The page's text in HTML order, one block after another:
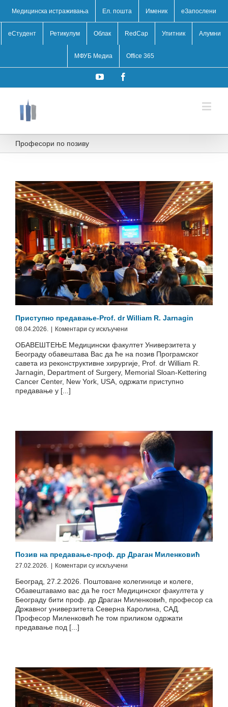
Медицинска истраживања Ел. пошта Именик eЗапослени
еСтудент Ретикулум Облак RedCap Упитник Алумни
МФУБ Медиа Office 365
YouTube
Професори по позиву
Приступно предавање-Prof. dr William R. Jarnagin
08.04.2026. Коментари су искључени
предавање-
Prof.
dr
William
R.
ОБАВЕШТЕЊЕ Медицински факултет Универзитета у
Београду обавештава Вас да ће на позив Програмског
савета из реконструктивне хирургије, Prof. dr William R.
Jarnagin, Department of Surgery, Memorial Sloan-Kettering
Cancer Center, New York, USA, одржати приступно
предавање у [...]
Позив на предавање-проф. др Драган Миленковић
27.02.2026. Коментари су искључени
на
предавање-
проф.
др
Драган
Београд, 27.2.2026. Поштоване колегинице и колеге,
Обавештавамо вас да ће гост Медицинског факултета у
Београду бити проф. др Драган Миленковић, професор са
Државног универзитета Северна Каролина, САД.
Професор Миленковић ће том приликом одржати
предавање под [...]